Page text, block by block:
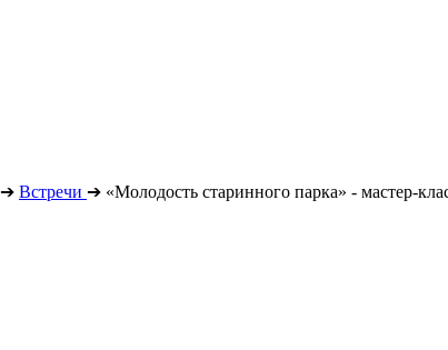
➔ Встречи ➔ «Молодость старинного парка» - мастер-